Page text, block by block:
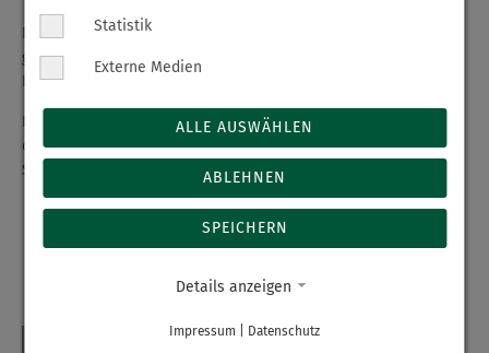
Dalir konnte bereits zurück ins Friedensdorf International
gebracht werden. Von dort aus geht es dann zurück in die
Heimat, zur Familie und den Freunden.
Diese Hilfsaktionen sind möglich aufgrund von Spenden und
durch die Kostenübernahme des Erzgebirgsklinikums – Haus
Stollberg.
Statistik
Externe Medien
ALLE AUSWÄHLEN
ABLEHNEN
SPEICHERN
Details anzeigen
Impressum Datenschutz